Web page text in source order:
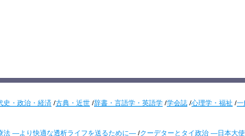
史・政治・経済 /古典・近世 /辞書・言語学・英語学 /学会誌 /心理学・福祉 /一
法 ―より快適な透析ライフを送るために― /クーデターとタイ政治 ―日本大